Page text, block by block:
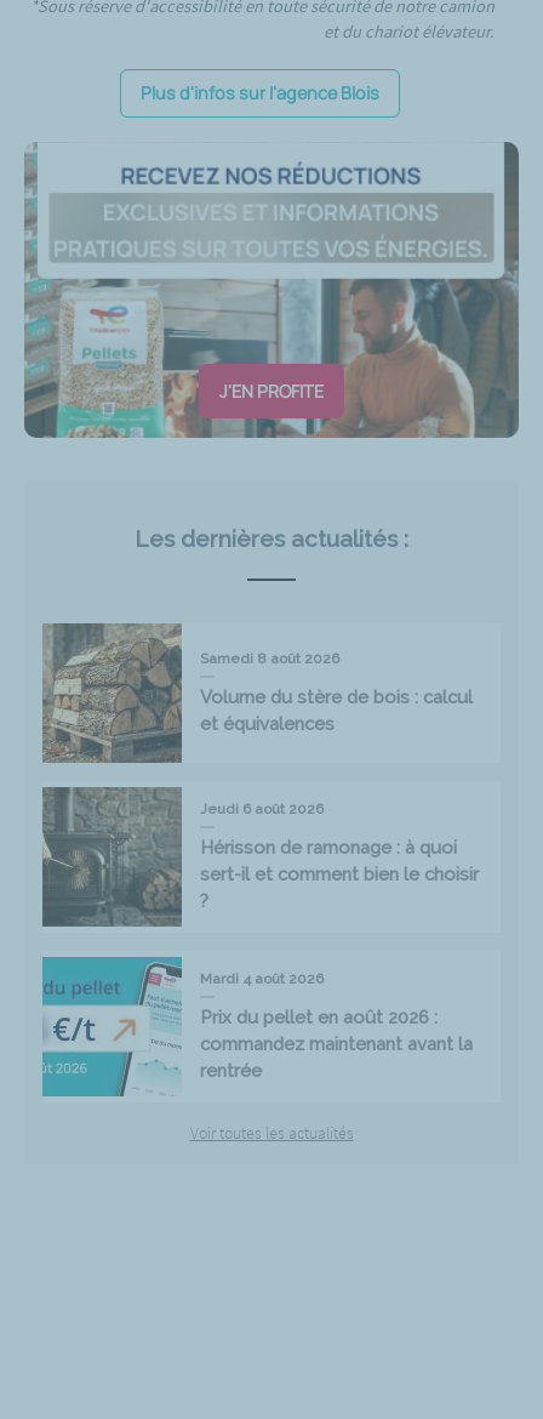
*Sous réserve d'accessibilité en toute sécurité de notre camion
et du chariot élévateur.
Plus d'infos sur l'agence Blois
J'EN PROFITE
Les dernières actualités :
Samedi 8 août 2026
Volume du stère de bois : calcul
et équivalences
Jeudi 6 août 2026
Hérisson de ramonage : à quoi
sert-il et comment bien le choisir
?
Mardi 4 août 2026
Prix du pellet en août 2026 :
commandez maintenant avant la
rentrée
Voir toutes les actualités